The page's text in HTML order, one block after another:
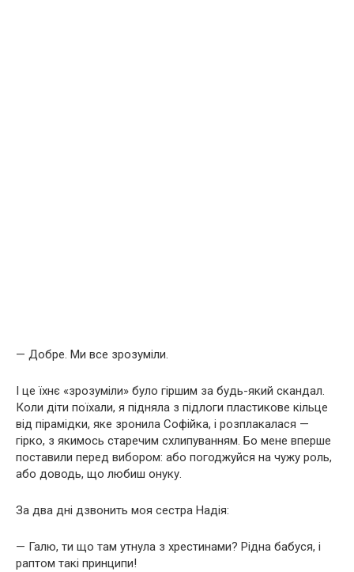
— Добре. Ми все зрозуміли.
І це їхнє «зрозуміли» було гіршим за будь-який скандал.
Коли діти поїхали, я підняла з підлоги пластикове кільце
від пірамідки, яке зронила Софійка, і розплакалася —
гірко, з якимось старечим схлипуванням. Бо мене вперше
поставили перед вибором: або погоджуйся на чужу роль,
або доводь, що любиш онуку.
За два дні дзвонить моя сестра Надія:
— Галю, ти що там утнула з хрестинами? Рідна бабуся, і
раптом такі принципи!